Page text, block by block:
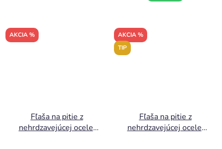
AKCIA %
Fľaša na pitie z
nehrdzavejúcej ocele:
AKCIA %
TIP
Fľaša na pitie z
nehrdzavejúcej ocele: